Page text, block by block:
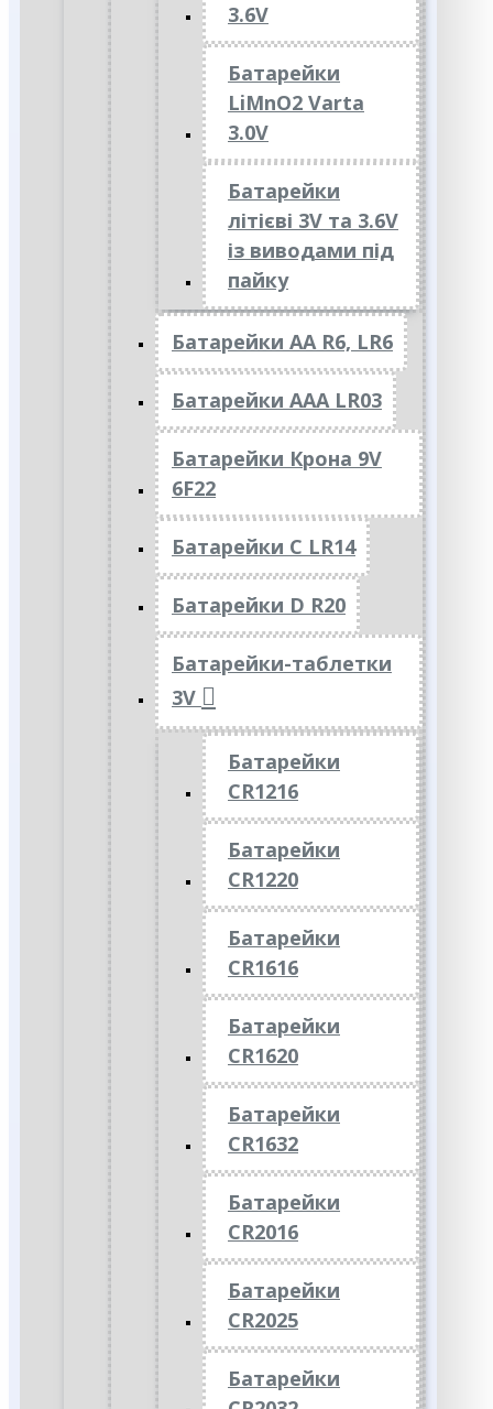
3.6V
Батарейки
LiMnO2 Varta
3.0V
Батарейки
літієві 3V та 3.6V
із виводами під
пайку
Батарейки АА R6, LR6
Батарейки АAА LR03
Батарейки Крона 9V
6F22
Батарейки C LR14
Батарейки D R20
Батарейки-таблетки
3V
Батарейки
CR1216
Батарейки
CR1220
Батарейки
CR1616
Батарейки
CR1620
Батарейки
CR1632
Батарейки
CR2016
Батарейки
CR2025
Батарейки